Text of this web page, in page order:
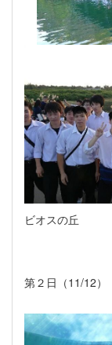
ビオ
第２日（11/12）